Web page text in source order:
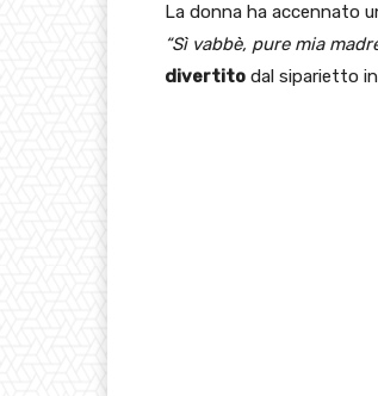
La donna ha accennato
“Sì vabbè, pure mia
divertito dal siparietto